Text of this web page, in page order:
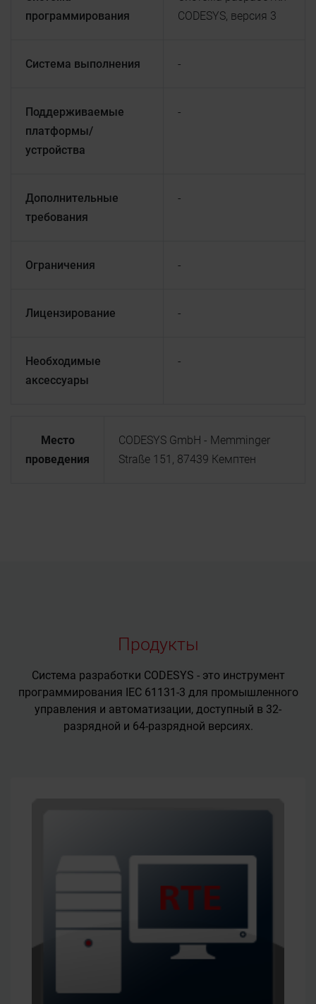
программирования
CODESYS, версия 3
Система выполнения -
Поддерживаемые
платформы/
устройства
-
Дополнительные
требования
-
Ограничения -
Лицензирование -
Необходимые
аксессуары
-
Место
проведения
CODESYS GmbH - Memminger
Straße 151, 87439 Кемптен
Продукты
Система разработки CODESYS - это инструмент
программирования IEC 61131-3 для промышленного
управления и автоматизации, доступный в 32-
разрядной и 64-разрядной версиях.